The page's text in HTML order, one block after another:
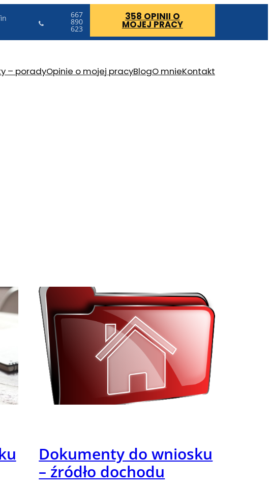
667
890
623
358 OPINII O
MOJEJ PRACY
– poradyOpinie o mojej pracyBlogO mnieKontakt
Dokumenty do wniosku
– źródło dochodu